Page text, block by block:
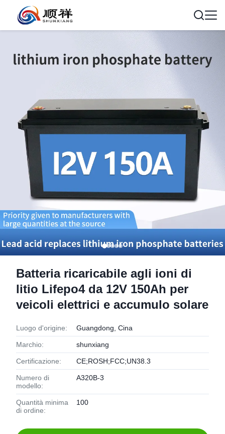
Batteria ricaricabile agli ioni di
litio Lifepo4 da 12V 150Ah per
veicoli elettrici e accumulo solare
Luogo d'origine: Guangdong, Cina
Marchio: shunxiang
Certificazione: CE;ROSH;FCC;UN38.3
Numero di
modello:
A320B-3
Quantità minima
di ordine:
100